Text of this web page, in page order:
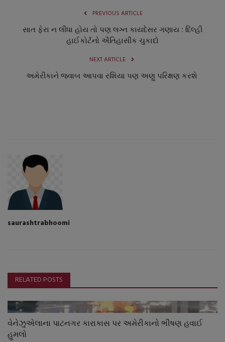
PREVIOUS ARTICLE
સાત ફેરા ન લીધા હોય તો પણ લગ્ન કાયદેસર ગણાય : દિલ્હી
હાઈકોર્ટનો ઐતિહાસીક ચુકાદો
NEXT ARTICLE
અમેરીકાને જવાબ આપવા રશિયા પણ અણુ પરિક્ષણ કરશે
saurashtrabhoomi
RELATED POSTS
વેનેઝુએલાના પાટનગર કારાકાસ પર અમેરીકાનો ભીષણ હવાઈ
હુમલો